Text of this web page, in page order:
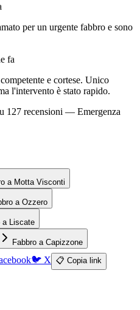
per un urgente fabbro e sono
fa
e cortese. Unico
l'intervento è stato rapido.
127 recensioni — Emergenza
a Motta Visconti
a Ozzero
a Liscate
Fabbro a Capizzone
🐦 X 📋 Copia link